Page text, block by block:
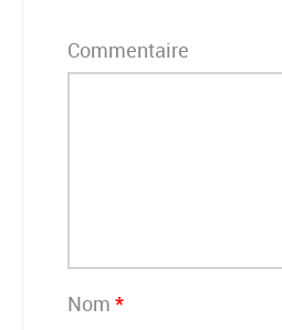
Commentaire
Nom *